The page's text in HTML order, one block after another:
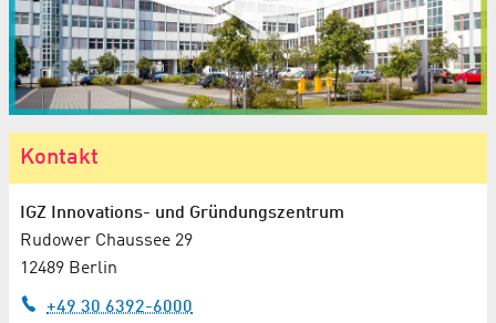
Kontakt
IGZ Innovations- und Gründungszentrum
Rudower Chaussee 29
12489 Berlin
+49 30 6392-6000